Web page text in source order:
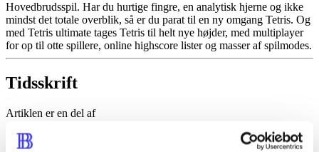
Hovedbrudsspil. Har du hurtige fingre, en analytisk hjerne og ikke
mindst det totale overblik, så er du parat til en ny omgang Tetris. Og
med Tetris ultimate tages Tetris til helt nye højder, med multiplayer
for op til otte spillere, online highscore lister og masser af spilmodes.
Tidsskrift
Artiklen er en del af